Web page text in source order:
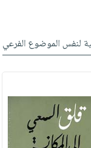
لنفس الموضوع الفرعي